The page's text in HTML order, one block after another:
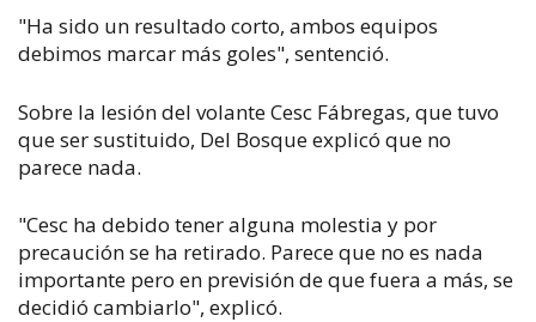
"Ha sido un resultado corto, ambos equipos
debimos marcar más goles", sentenció.
Sobre la lesión del volante Cesc Fábregas, que tuvo
que ser sustituido, Del Bosque explicó que no
parece nada.
"Cesc ha debido tener alguna molestia y por
precaución se ha retirado. Parece que no es nada
importante pero en previsión de que fuera a más, se
decidió cambiarlo", explicó.